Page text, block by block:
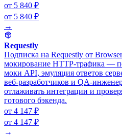
от 5 840 ₽
от 5 840 ₽
→
Requestly
Подписка на Requestly от
мокирование HTTP-трафика —
моки API, эмуляция ответов
веб-разработчиков и QA-
отлаживать интеграции и
готового бэкенда.
от 4 147 ₽
от 4 147 ₽
→